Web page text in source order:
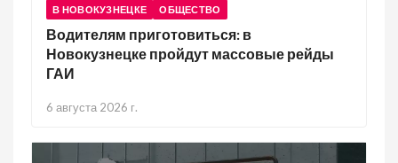
В НОВОКУЗНЕЦКЕ ОБЩЕСТВО
Водителям приготовиться: в
Новокузнецке пройдут массовые рейды
ГАИ
6 августа 2026 г.